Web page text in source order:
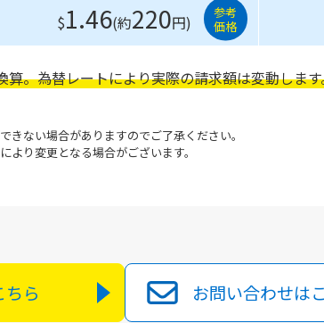
$1.46(約220円)
参考
価格
算。為替レートにより実際の請求額は変動しま
ない場合がありますのでご了承ください。
り変更となる場合がございます。
ら お問い合わせは